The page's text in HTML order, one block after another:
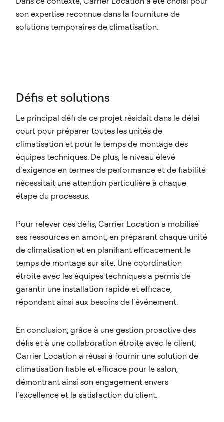
son expertise reconnue dans la fourniture de
solutions temporaires de climatisation.​
Défis et solutions
Le principal défi de ce projet résidait dans le délai
court pour préparer toutes les unités de
climatisation et pour le temps de montage des
équipes techniques. De plus, le niveau élevé
d’exigence en termes de performance et de fiabilité
nécessitait une attention particulière à chaque
étape du processus.
Pour relever ces défis, Carrier Location a mobilisé
ses ressources en amont, en préparant chaque unité
de climatisation et en planifiant efficacement le
temps de montage sur site. Une coordination
étroite avec les équipes techniques a permis de
garantir une installation rapide et efficace,
répondant ainsi aux besoins de l’événement.
En conclusion, grâce à une gestion proactive des
défis et à une collaboration étroite avec le client,
Carrier Location a réussi à fournir une solution de
climatisation fiable et efficace pour le salon,
démontrant ainsi son engagement envers
l’excellence et la satisfaction du client.